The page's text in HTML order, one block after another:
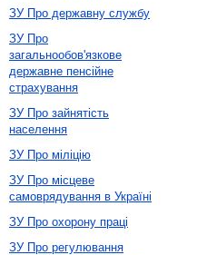
ЗУ Про державну службу
ЗУ Про
загальнообов'язкове
державне пенсійне
страхування
ЗУ Про зайнятість
населення
ЗУ Про міліцію
ЗУ Про місцеве
самоврядування в Україні
ЗУ Про охорону праці
ЗУ Про регулювання